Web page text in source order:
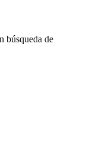
búsqueda de